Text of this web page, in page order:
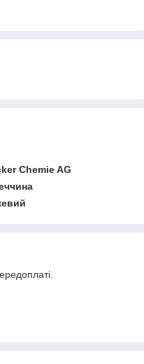
Chemie AG